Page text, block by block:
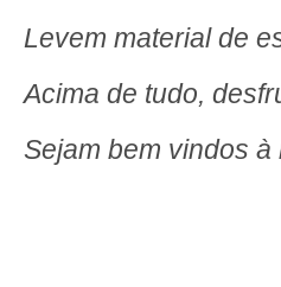
Levem material de
Acima de tudo,
Sejam bem vindos à